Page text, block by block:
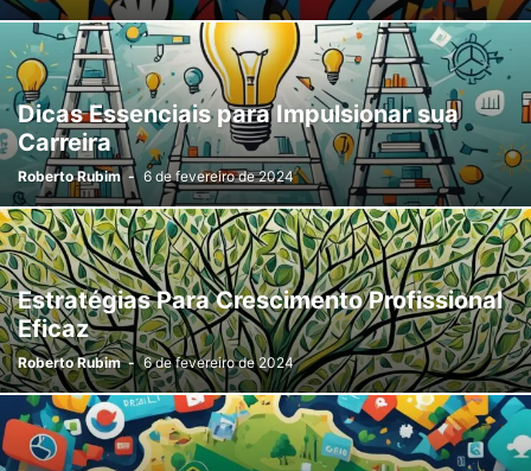
Dicas Essenciais para Impulsionar sua
Carreira
Roberto Rubim - 6 de fevereiro de 2024
Estratégias Para Crescimento Profissional
Eficaz
Roberto Rubim - 6 de fevereiro de 2024